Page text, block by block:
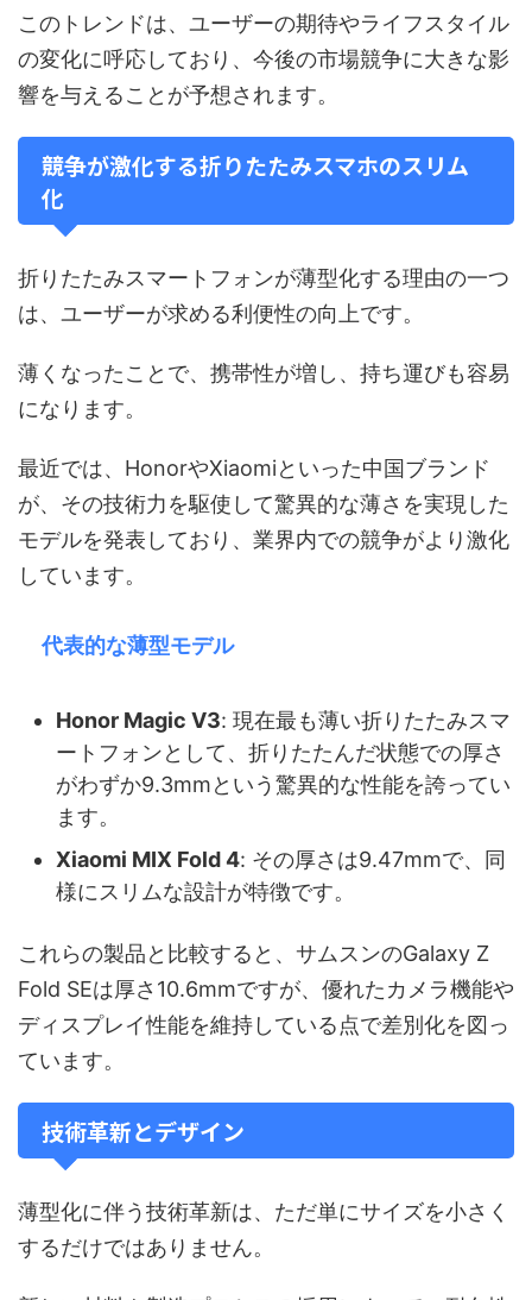
このトレンドは、ユーザーの期待やライフスタイル
の変化に呼応しており、今後の市場競争に大きな影
響を与えることが予想されます。
競争が激化する折りたたみスマホのスリム
化
折りたたみスマートフォンが薄型化する理由の一つ
は、ユーザーが求める利便性の向上です。
薄くなったことで、携帯性が増し、持ち運びも容易
になります。
最近では、HonorやXiaomiといった中国ブランド
が、その技術力を駆使して驚異的な薄さを実現した
モデルを発表しており、業界内での競争がより激化
しています。
代表的な薄型モデル
Honor Magic V3: 現在最も薄い折りたたみスマ
ートフォンとして、折りたたんだ状態での厚さ
がわずか9.3mmという驚異的な性能を誇ってい
ます。
Xiaomi MIX Fold 4: その厚さは9.47mmで、同
様にスリムな設計が特徴です。
これらの製品と比較すると、サムスンのGalaxy Z
Fold SEは厚さ10.6mmですが、優れたカメラ機能や
ディスプレイ性能を維持している点で差別化を図っ
ています。
技術革新とデザイン
薄型化に伴う技術革新は、ただ単にサイズを小さく
するだけではありません。